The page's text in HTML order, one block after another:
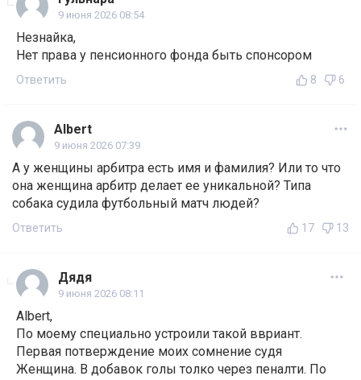
9 июня 2026 08:54
Незнайка,
Нет права у пенсионного фонда быть спонсором
Ответить 8 6
Albert
9 июня 2026 07:39
А у женщины арбитра есть имя и фамилия? Или то что
она женщина арбитр делает ее уникальной? Типа
собака судила футбольный матч людей?
Ответить 17 13
Дядя
9 июня 2026 08:11
Albert,
По моему специально устроили такой ввриант.
Первая потверждение моих сомнение судя
Женщина. В добавок голы толко через пеналти. По